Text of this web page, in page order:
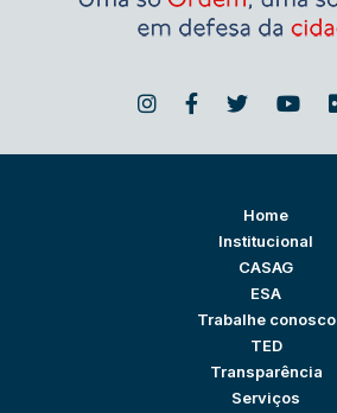
Home
Institucional
CASAG
ESA
Trabalhe conosco
TED
Transparência
Serviços